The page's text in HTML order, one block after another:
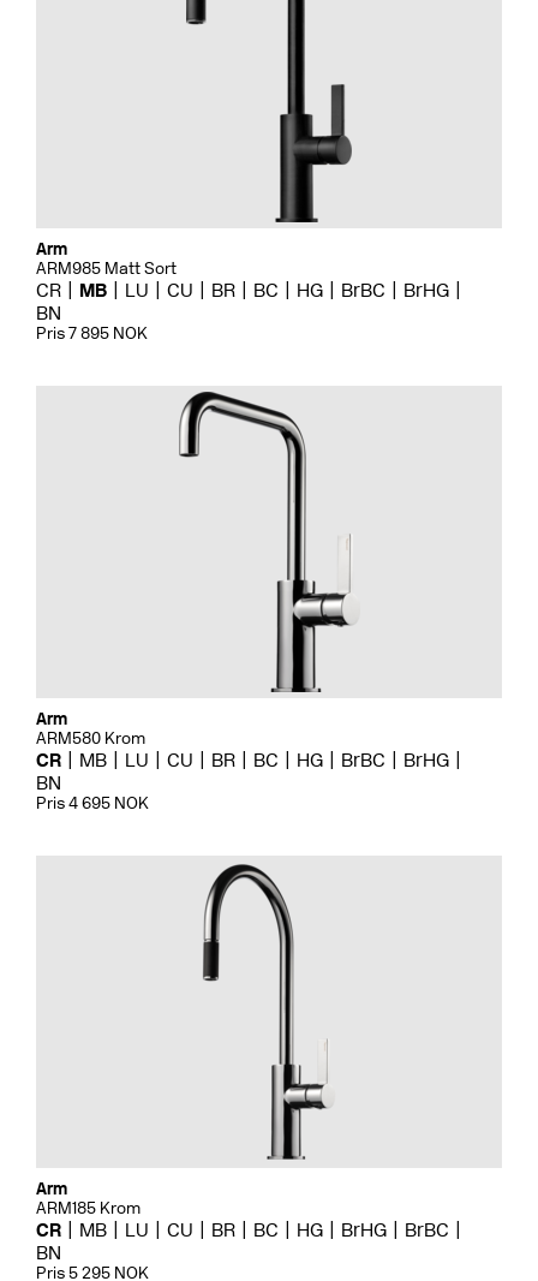
Arm
ARM985 Matt Sort
CR MB LU CU BR BC HG BrBC
BrHG
BN
Pris 7 895 NOK
Arm
ARM580 Krom
CR MB LU CU BR BC HG BrBC
BrHG
BN
Pris 4 695 NOK
Arm
ARM185 Krom
CR MB LU CU BR BC HG BrHG
BrBC
BN
Pris 5 295 NOK